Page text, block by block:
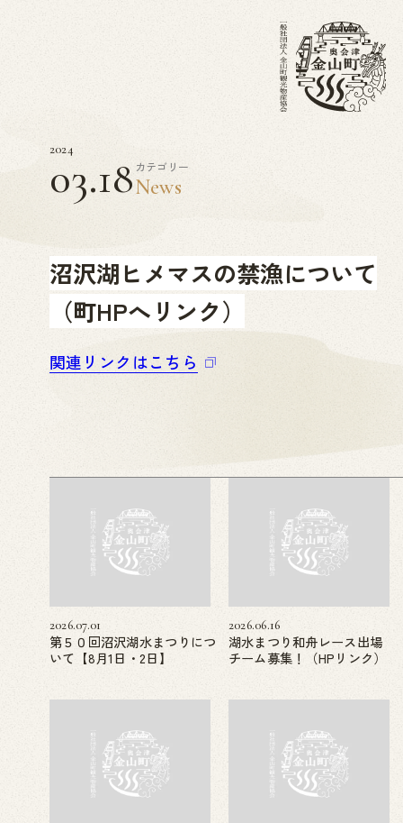
2024
03.18 カテゴリー
News
沼沢湖ヒメマスの禁漁について
（町HPへリンク）
関連リンクはこちら
2026.07.01
第５０回沼沢湖水まつりにつ
いて【8月1日・2日】
2026.06.16
湖水まつり和舟レース出場
チーム募集！（HPリンク）